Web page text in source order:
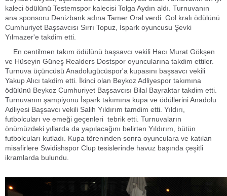
kaleci ödülünü Testemspor kalecisi Tolga Aydın aldı. Turnuvanın
ana sponsoru Denizbank adına Tamer Oral verdi. Gol kralı ödülünü
Cumhuriyet Başsavcısı Sırrı Topuz, İspark oyuncusu Şevki
Yılmazer'e takdim etti.
En centilmen takım ödülünü başsavcı vekili Hacı Murat Gökşen
ve Hüseyin Güneş Realders Dostspor oyuncularına takdim ettiler.
Turnuva üçüncüsü Anadolugücüspor'a kupasını başsavcı vekili
Yakup Alıcı takdim etti. İkinci olan Beykoz Adliyespor takımına
ödülünü Beykoz Cumhuriyet Başsavcısı Bilal Bayraktar takdim etti.
Turnuvanın şampiyonu İspark takımına kupa ve ödüllerini Anadolu
Adliyesi Başsavcı vekili Salih Yıldırım tamdim etti. Yıldırı,
futbolcuları ve emeği geçenleri tebrik etti. Turnuvaların
önümüzdeki yıllarda da yapılacağını belirten Yıldırım, bütün
futbolcuları kutladı. Kupa töreninden sonra oyunculara ve katılan
misafirlere Swidishspor Clup tesislerinde havuz başında çeşitli
ikramlarda bulundu.